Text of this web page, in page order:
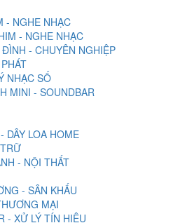
- NGHE NHẠC
- NGHE NHẠC
- CHUYÊN NGHIỆP
NHẠC SỐ
MINI - SOUNDBAR
DÂY LOA HOME
- NỘI THẤT
- SÂN KHẤU
MẠI
- XỬ LÝ TÍN HIỆU